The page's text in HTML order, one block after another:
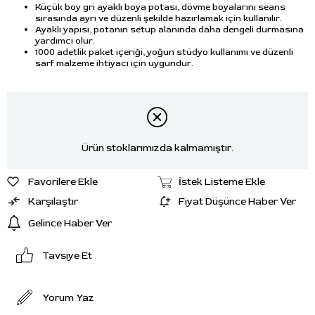
Küçük boy gri ayaklı boya potası, dövme boyalarını seans
sırasında ayrı ve düzenli şekilde hazırlamak için kullanılır.
Ayaklı yapısı, potanın setup alanında daha dengeli durmasına
yardımcı olur.
1000 adetlik paket içeriği, yoğun stüdyo kullanımı ve düzenli
sarf malzeme ihtiyacı için uygundur.
Ürün stoklarımızda kalmamıştır.
Favorilere Ekle
İstek Listeme Ekle
Karşılaştır
Fiyat Düşünce Haber Ver
Gelince Haber Ver
Tavsiye Et
Yorum Yaz